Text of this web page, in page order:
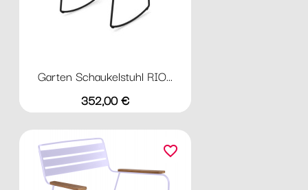
Garten Schaukelstuhl RIO...
Preis
352,00 €
favorite_border